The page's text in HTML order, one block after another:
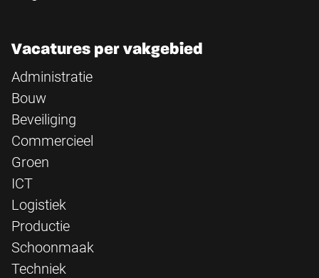
Vacatures per vakgebied
Administratie
Bouw
Beveiliging
Commercieel
Groen
ICT
Logistiek
Productie
Schoonmaak
Techniek